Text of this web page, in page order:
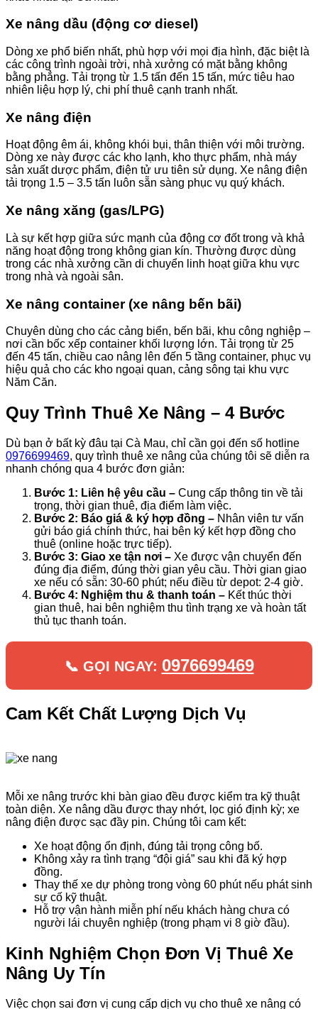
Xe nâng dầu (động cơ diesel)
Dòng xe phổ biến nhất, phù hợp với mọi địa hình, đặc biệt là
các công trình ngoài trời, nhà xưởng có mặt bằng không
bằng phẳng. Tải trọng từ 1.5 tấn đến 15 tấn, mức tiêu hao
nhiên liệu hợp lý, chi phí thuê cạnh tranh nhất.
Xe nâng điện
Hoạt động êm ái, không khói bụi, thân thiện với môi trường.
Dòng xe này được các kho lạnh, kho thực phẩm, nhà máy
sản xuất dược phẩm, điện tử ưu tiên sử dụng. Xe nâng điện
tải trọng 1.5 – 3.5 tấn luôn sẵn sàng phục vụ quý khách.
Xe nâng xăng (gas/LPG)
Là sự kết hợp giữa sức mạnh của động cơ đốt trong và khả
năng hoạt động trong không gian kín. Thường được dùng
trong các nhà xưởng cần di chuyển linh hoạt giữa khu vực
trong nhà và ngoài sân.
Xe nâng container (xe nâng bến bãi)
Chuyên dùng cho các cảng biển, bến bãi, khu công nghiệp –
nơi cần bốc xếp container khối lượng lớn. Tải trọng từ 25
đến 45 tấn, chiều cao nâng lên đến 5 tầng container, phục vụ
hiệu quả cho các kho ngoại quan, cảng sông tại khu vực
Năm Căn.
Quy Trình Thuê Xe Nâng – 4 Bước
Dù bạn ở bất kỳ đâu tại Cà Mau, chỉ cần gọi đến số hotline
0976699469, quy trình thuê xe nâng của chúng tôi sẽ diễn ra
nhanh chóng qua 4 bước đơn giản:
Bước 1: Liên hệ yêu cầu – Cung cấp thông tin về tải
trọng, thời gian thuê, địa điểm làm việc.
Bước 2: Báo giá & ký hợp đồng – Nhân viên tư vấn
gửi báo giá chính thức, hai bên ký kết hợp đồng cho
thuê (online hoặc trực tiếp).
Bước 3: Giao xe tận nơi – Xe được vận chuyển đến
đúng địa điểm, đúng thời gian yêu cầu. Thời gian giao
xe nếu có sẵn: 30-60 phút; nếu điều từ depot: 2-4 giờ.
Bước 4: Nghiệm thu & thanh toán – Kết thúc thời
gian thuê, hai bên nghiệm thu tình trạng xe và hoàn tất
thủ tục thanh toán.
📞 GỌI NGAY: 0976699469
Cam Kết Chất Lượng Dịch Vụ
Mỗi xe nâng trước khi bàn giao đều được kiểm tra kỹ thuật
toàn diện. Xe nâng dầu được thay nhớt, lọc gió định kỳ; xe
nâng điện được sạc đầy pin. Chúng tôi cam kết:
Xe hoạt động ổn định, đúng tải trọng công bố.
Không xảy ra tình trạng “đội giá” sau khi đã ký hợp
đồng.
Thay thế xe dự phòng trong vòng 60 phút nếu phát sinh
sự cố kỹ thuật.
Hỗ trợ vận hành miễn phí nếu khách hàng chưa có
người lái chuyên nghiệp (trong phạm vi 8 giờ đầu).
Kinh Nghiệm Chọn Đơn Vị Thuê Xe
Nâng Uy Tín
Việc chọn sai đơn vị cung cấp dịch vụ cho thuê xe nâng có